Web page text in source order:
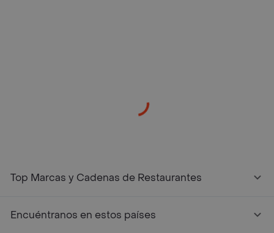
Top Marcas y Cadenas de Restaurantes
Encuéntranos en estos países